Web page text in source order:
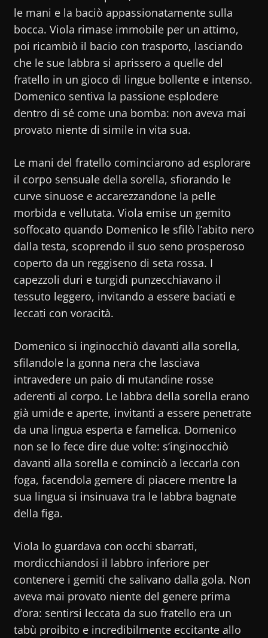
le mani e la baciò appassionatamente sulla
bocca. Viola rimase immobile per un attimo,
poi ricambiò il bacio con trasporto, lasciando
che le sue labbra si aprissero a quelle del
fratello in un gioco di lingue bollente e intenso.
Domenico sentiva la passione esplodere
dentro di sé come una bomba: non aveva mai
provato niente di simile in vita sua.
Le mani del fratello cominciarono ad esplorare
il corpo sensuale della sorella, sfiorando le
curve sinuose e accarezzandone la pelle
morbida e vellutata. Viola emise un gemito
soffocato quando Domenico le sfilò l’abito nero
dalla testa, scoprendo il suo seno prosperoso
coperto da un reggiseno di seta rossa. I
capezzoli duri e turgidi punzecchiavano il
tessuto leggero, invitando a essere baciati e
leccati con voracità.
Domenico si inginocchiò davanti alla sorella,
sfilandole la gonna nera che lasciava
intravedere un paio di mutandine rosse
aderenti al corpo. Le labbra della sorella erano
già umide e aperte, invitanti a essere penetrate
da una lingua esperta e famelica. Domenico
non se lo fece dire due volte: s’inginocchiò
davanti alla sorella e cominciò a leccarla con
foga, facendola gemere di piacere mentre la
sua lingua si insinuava tra le labbra bagnate
della figa.
Viola lo guardava con occhi sbarrati,
mordicchiandosi il labbro inferiore per
contenere i gemiti che salivano dalla gola. Non
aveva mai provato niente del genere prima
d’ora: sentirsi leccata da suo fratello era un
tabù proibito e incredibilmente eccitante allo